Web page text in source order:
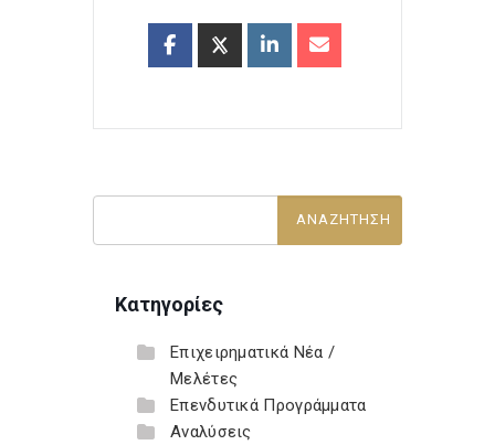
Κατηγορίες
Επιχειρηματικά Νέα /
Μελέτες
Επενδυτικά Προγράμματα
Αναλύσεις